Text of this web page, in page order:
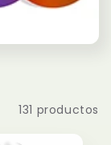
131 productos